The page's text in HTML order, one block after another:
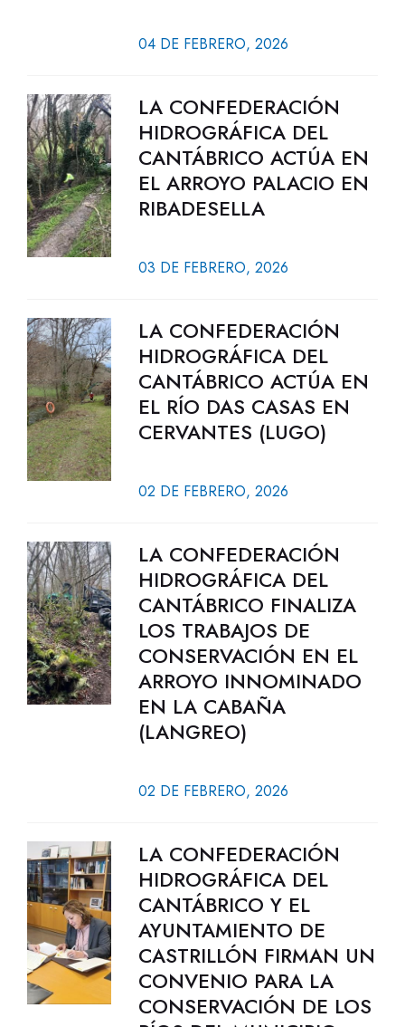
04 DE FEBRERO, 2026
LA CONFEDERACIÓN
HIDROGRÁFICA DEL
CANTÁBRICO ACTÚA EN
EL ARROYO PALACIO EN
RIBADESELLA
03 DE FEBRERO, 2026
LA CONFEDERACIÓN
HIDROGRÁFICA DEL
CANTÁBRICO ACTÚA EN
EL RÍO DAS CASAS EN
CERVANTES (LUGO)
02 DE FEBRERO, 2026
LA CONFEDERACIÓN
HIDROGRÁFICA DEL
CANTÁBRICO FINALIZA
LOS TRABAJOS DE
CONSERVACIÓN EN EL
ARROYO INNOMINADO
EN LA CABAÑA
(LANGREO)
02 DE FEBRERO, 2026
LA CONFEDERACIÓN
HIDROGRÁFICA DEL
CANTÁBRICO Y EL
AYUNTAMIENTO DE
CASTRILLÓN FIRMAN UN
CONVENIO PARA LA
CONSERVACIÓN DE LOS